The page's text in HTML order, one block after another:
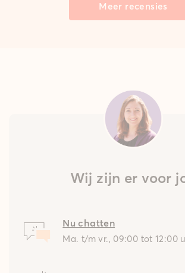
Meer recensies
Wij zijn er voor
Nu chatten
Ma. t/m vr., 09:00 tot 12:00